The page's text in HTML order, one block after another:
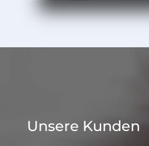
Unsere Kunden